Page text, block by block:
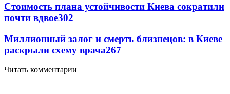
Стоимость плана устойчивости Киева сократили
почти вдвое302
Миллионный залог и смерть близнецов: в Киеве
раскрыли схему врача267
Читать комментарии